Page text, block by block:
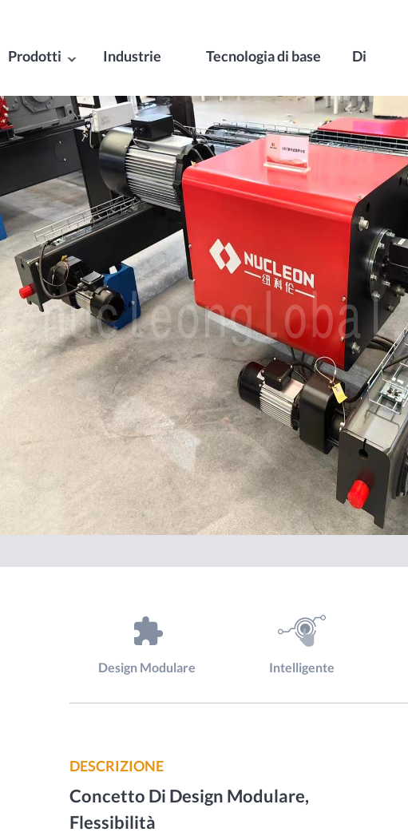
Prodotti Industrie Tecnologia di base Di
Design Modulare Intelligente
DESCRIZIONE
Concetto Di Design Modulare,
Flessibilità